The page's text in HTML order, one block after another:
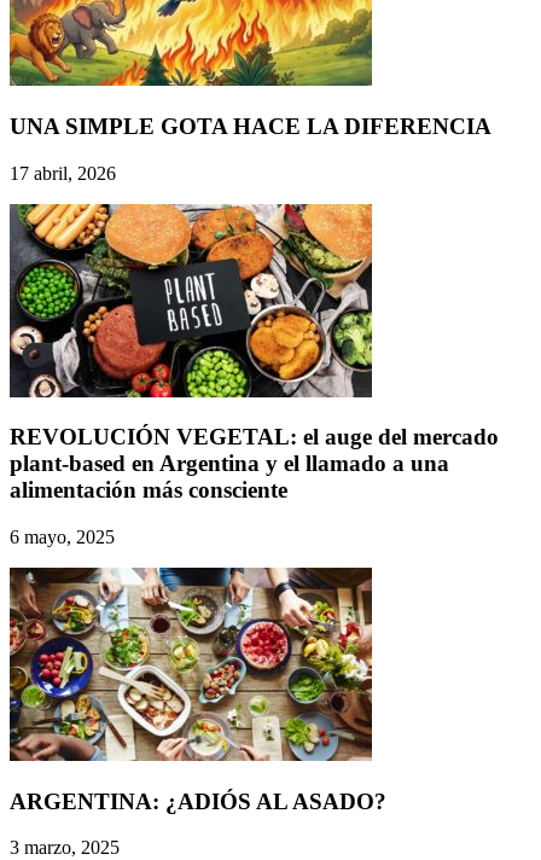
UNA SIMPLE GOTA HACE LA DIFERENCIA
17 abril, 2026
REVOLUCIÓN VEGETAL: el auge del mercado
plant-based en Argentina y el llamado a una
alimentación más consciente
6 mayo, 2025
ARGENTINA: ¿ADIÓS AL ASADO?
3 marzo, 2025